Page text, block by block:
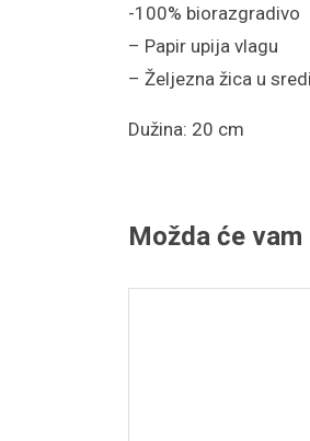
-100% biorazgradivo
– Papir upija vlagu
– Željezna žica u
Dužina: 20 cm
Možda će